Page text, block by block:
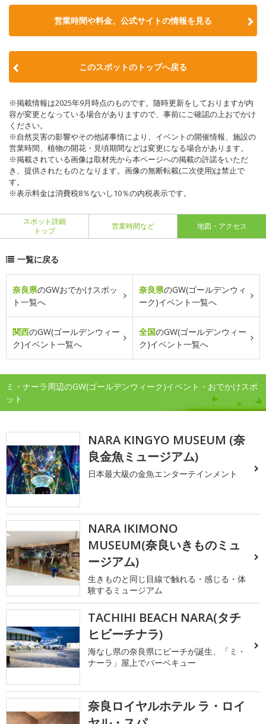
営業時間や料金、公式サイトの情報を見る
このスポットのトップへ戻る
※掲載情報は2025年9月時点のものです。随時更新をしておりますが内
容が変更となっている場合がありますので、事前にご確認の上おでかけ
ください。
※自然災害の影響やその他諸事情により、イベントの開催情報、施設の
営業時間、植物の開花・見頃期間などは変更になる場合があります。
※掲載されている画像は取材先から本ページへの掲載の許諾をいただ
き、提供されたものとなります。画像の無断転載(二次使用)は禁止で
す。
※表示料金は消費税8％ないし10％の内税表示です。
スポット詳細
トップ
営業時間など 地図・アクセス
一覧に戻る
奈良県のGWおでかけスポッ
ト一覧へ
奈良県のGW(ゴールデンウィ
ーク)イベント一覧へ
関西のGW(ゴールデンウィー
ク)イベント一覧へ
全国のGW(ゴールデンウィー
ク)イベント一覧へ
ミ・ナーラ周辺のGW(ゴールデンウィーク)イベント・おでかけスポ
ット
NARA KINGYO MUSEUM (奈
良金魚ミュージアム)
日本最大級の金魚エンターテインメント
NARA IKIMONO
MUSEUM(奈良いきものミュ
ージアム)
生きものと同じ目線で触れる・感じる・体
験するミュージアム
TACHIHI BEACH NARA(タチ
ヒビーチナラ)
海なし県の奈良県にビーチが誕生、「ミ・
ナーラ」屋上でバーベキュー
奈良ロイヤルホテル ラ・ロイ